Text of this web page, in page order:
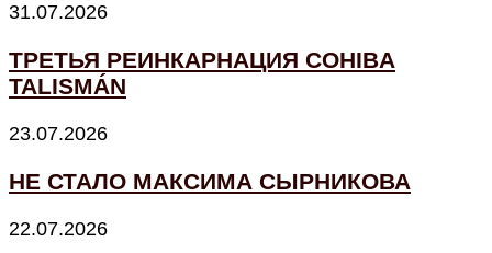
31.07.2026
ТРЕТЬЯ РЕИНКАРНАЦИЯ COHIBA
TALISMÁN
23.07.2026
НЕ СТАЛО МАКСИМА СЫРНИКОВА
22.07.2026